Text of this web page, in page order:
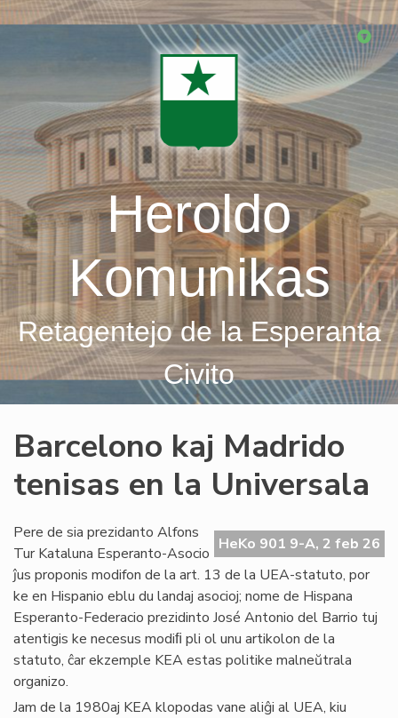
Skip
Heroldo
Komunikas
Retagentejo de la Esperanta
Civito
Barcelono kaj Madrido
tenisas en la Universala
HeKo 901 9-A, 2 feb 26
Pere de sia prezidanto Alfons
Tur Kataluna Esperanto-Asocio
ĵus proponis modifon de la art. 13 de la UEA-statuto, por
ke en Hispanio eblu du landaj asocioj; nome de Hispana
Esperanto-Federacio prezidinto José Antonio del Barrio tuj
atentigis ke necesus modiﬁ pli ol unu artikolon de la
statuto, ĉar ekzemple KEA estas politike malneŭtrala
organizo.
Jam de la 1980aj KEA klopodas vane aliĝi al UEA, kiu